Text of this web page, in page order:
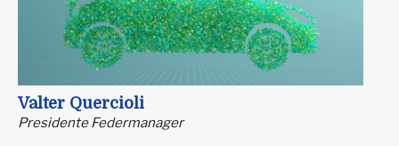
Valter Quercioli
Presidente Federmanager